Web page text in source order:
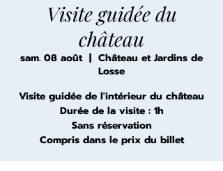
Visite guidée du
château
sam. 08 août
  |
Château et Jardins de
Losse
Visite guidée de l'intérieur du château
Durée de la visite : 1h
Sans réservation
Compris dans le prix du billet